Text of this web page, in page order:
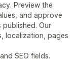
Preview the
and approve
Our
localization, pages
SEO fields.